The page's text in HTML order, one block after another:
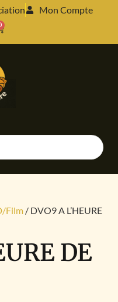
Mon Compte
Film / DVO9 A L’HEURE
DE